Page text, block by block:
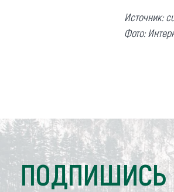
Источник:
Фото:
ПОДПИШИСЬ